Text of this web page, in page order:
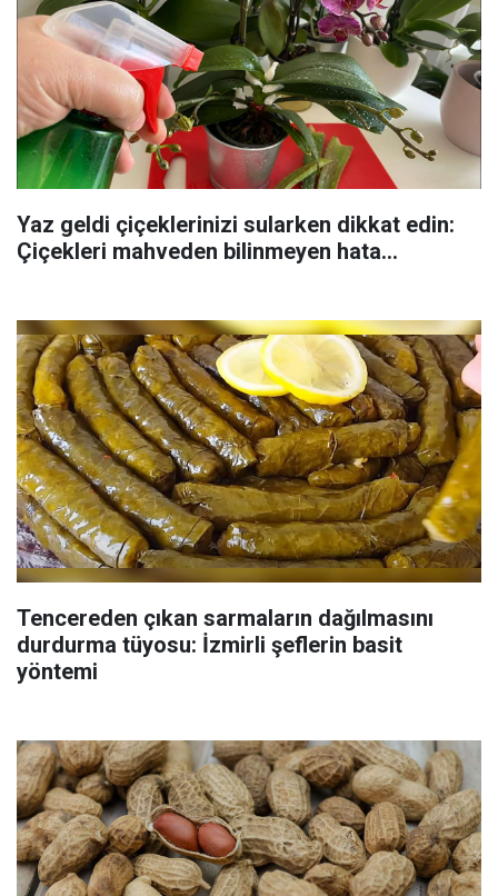
Yaz geldi çiçeklerinizi sularken dikkat edin:
Çiçekleri mahveden bilinmeyen hata...
Tencereden çıkan sarmaların dağılmasını
durdurma tüyosu: İzmirli şeflerin basit
yöntemi